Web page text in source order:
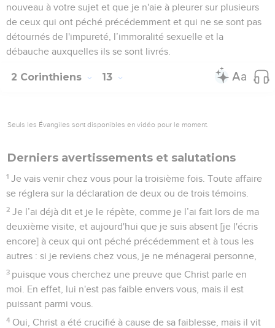
nouveau à votre sujet et que je n'aie à pleurer sur plusieurs
de ceux qui ont péché précédemment et qui ne se sont pas
détournés de l'impureté, l’immoralité sexuelle et la
débauche auxquelles ils se sont livrés.
2 Corinthiens 13
Seuls les Évangiles sont disponibles en vidéo pour le moment.
Derniers avertissements et salutations
1 Je vais venir chez vous pour la troisième fois. Toute affaire
se réglera sur la déclaration de deux ou de trois témoins.
2 Je l’ai déjà dit et je le répète, comme je l’ai fait lors de ma
deuxième visite, et aujourd'hui que je suis absent [je l'écris
encore] à ceux qui ont péché précédemment et à tous les
autres : si je reviens chez vous, je ne ménagerai personne,
3 puisque vous cherchez une preuve que Christ parle en
moi. En effet, lui n'est pas faible envers vous, mais il est
puissant parmi vous.
4 Oui, Christ a été crucifié à cause de sa faiblesse, mais il vit